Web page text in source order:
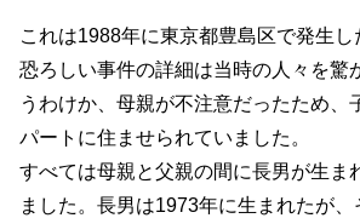
これは1988年に東京都豊島区で発生
恐ろしい事件の詳細は当時の人々を驚
うわけか、母親が不注意だったため、
パートに住ませられていました。
すべては母親と父親の間に長男が生ま
ました。長男は1973年に生まれたが